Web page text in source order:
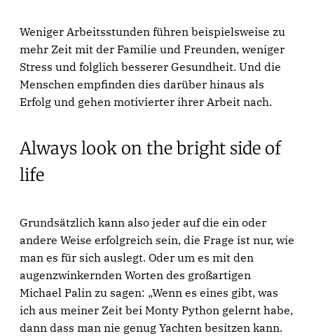
Weniger Arbeitsstunden führen beispielsweise zu
mehr Zeit mit der Familie und Freunden, weniger
Stress und folglich besserer Gesundheit. Und die
Menschen empfinden dies darüber hinaus als
Erfolg und gehen motivierter ihrer Arbeit nach.
Always look on the bright side of
life
Grundsätzlich kann also jeder auf die ein oder
andere Weise erfolgreich sein, die Frage ist nur, wie
man es für sich auslegt. Oder um es mit den
augenzwinkernden Worten des großartigen
Michael Palin zu sagen: „Wenn es eines gibt, was
ich aus meiner Zeit bei Monty Python gelernt habe,
dann dass man nie genug Yachten besitzen kann.